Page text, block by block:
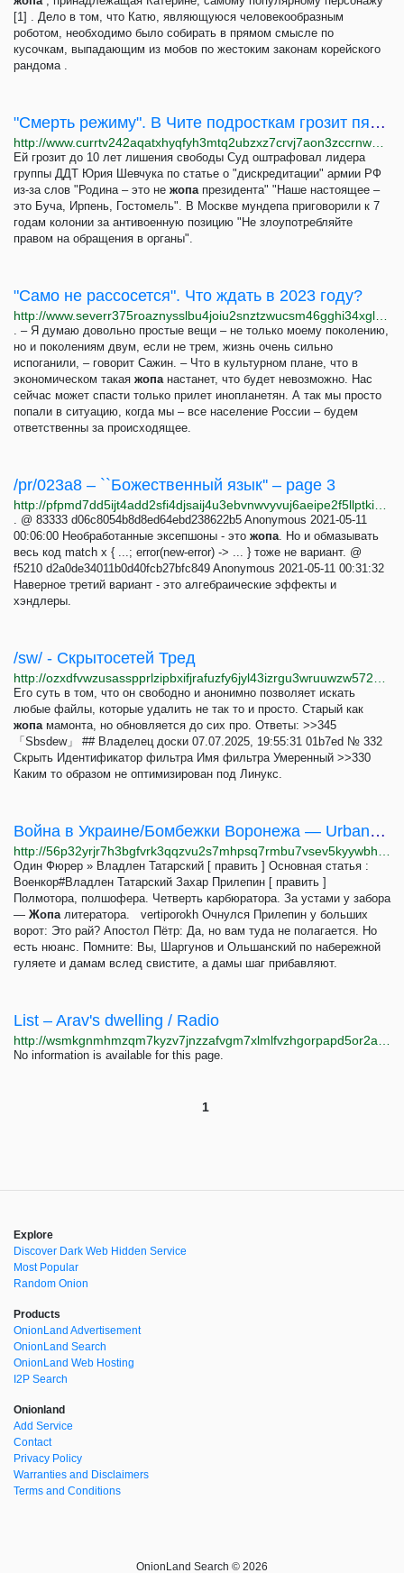
[1] . Дело в том, что Катю, являющуюся человекообразным
роботом, необходимо было собирать в прямом смысле по
кусочкам, выпадающим из мобов по жестоким законам корейского
рандома .
"Смерть режиму". В Чите подросткам грозит пять лет тюрьмы за антивоенные граффити
Ей грозит до 10 лет лишения свободы Суд оштрафовал лидера
группы ДДТ Юрия Шевчука по статье о "дискредитации" армии РФ
из-за слов "Родина – это не жопапрезидента" "Наше настоящее –
это Буча, Ирпень, Гостомель". В Москве мундепа приговорили к 7
годам колонии за антивоенную позицию "Не злоупотребляйте
правом на обращения в органы".
"Само не рассосется". Что ждать в 2023 году?
. – Я думаю довольно простые вещи – не только моему поколению,
но и поколениям двум, если не трем, жизнь очень сильно
испоганили, – говорит Сажин. – Что в культурном плане, что в
экономическом такая жопанастанет, что будет невозможно. Нас
сейчас может спасти только прилет инопланетян. А так мы просто
попали в ситуацию, когда мы – все население России – будем
ответственны за происходящее.
/pr/023a8 – ``Божественный язык'' – page 3
. @ 83333 d06c8054b8d8ed64ebd238622b5 Anonymous 2021-05-11
00:06:00 Необработанные эксепшоны - это жопа. Но и обмазывать
весь код match x { ...; error(new-error) -> ... } тоже не вариант. @
f5210 d2a0de34011b0d40fcb27bfc849 Anonymous 2021-05-11 00:31:32
Наверное третий вариант - это алгебраические эффекты и
хэндлеры.
/sw/ - Скрытосетей Тред
Его суть в том, что он свободно и анонимно позволяет искать
любые файлы, которые удалить не так то и просто. Старый как
жопамамонта, но обновляется до сих про. Ответы: >>345
「Sbsdew」 ## Владелец доски 07.07.2025, 19:55:31 01b7ed № 332
Скрыть Идентификатор фильтра Имя фильтра Умеренный >>330
Каким то образом не оптимизирован под Линукс.
Война в Украине/Бомбежки Воронежа — Urbanculture
Один Фюрер » Владлен Татарский [ править ] Основная статья :
Военкор#Владлен Татарский Захар Прилепин [ править ]
Полмотора, полшофера. Четверть карбюратора. За устами у забора
— Жопалитератора. vertiporokh Очнулся Прилепин у больших
ворот: Это рай? Апостол Пётр: Да, но вам туда не полагается. Но
есть нюанс. Помните: Вы, Шаргунов и Ольшанский по набережной
гуляете и дамам вслед свистите, а дамы шаг прибавляют.
List – Arav's dwelling / Radio
No information is available for this page.
1
Explore
Discover Dark Web Hidden Service
Most Popular
Random Onion
Products
OnionLand Advertisement
OnionLand Search
OnionLand Web Hosting
I2P Search
Onionland
Add Service
Contact
Privacy Policy
Warranties and Disclaimers
Terms and Conditions
OnionLand Search © 2026